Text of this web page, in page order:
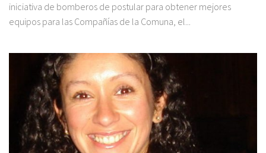
iniciativa de bomberos de postular para obtener mejores
equipos para las Compañías de la Comuna, el...